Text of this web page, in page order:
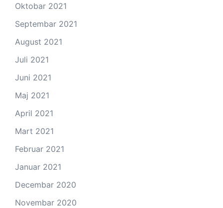
Oktobar 2021
Septembar 2021
August 2021
Juli 2021
Juni 2021
Maj 2021
April 2021
Mart 2021
Februar 2021
Januar 2021
Decembar 2020
Novembar 2020